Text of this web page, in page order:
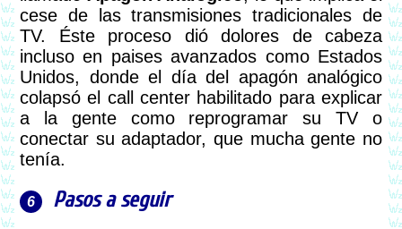
cese de las transmisiones tradicionales de
TV. Éste proceso dió dolores de cabeza
incluso en paises avanzados como Estados
Unidos, donde el día del apagón analógico
colapsó el call center habilitado para explicar
a la gente como reprogramar su TV o
conectar su adaptador, que mucha gente no
tenía.
Pasos a seguir